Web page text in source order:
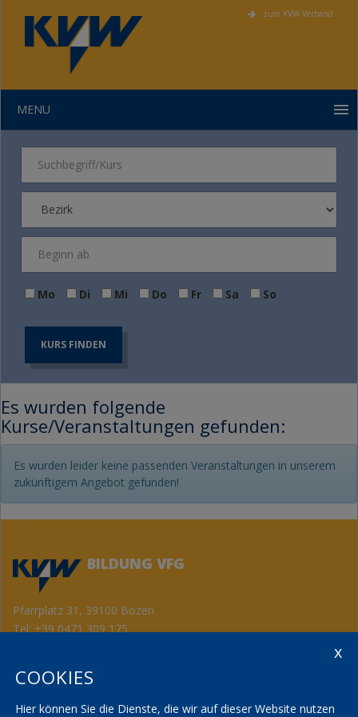
zum KVW Verband
MENU
Mo Di Mi Do Fr Sa So
KURS FINDEN
Es wurden folgende
Kurse/Veranstaltungen gefunden:
Es wurden leider keine passenden Veranstaltungen in unserem
zukünftigem Angebot gefunden!
BILDUNG VFG
Pfarrplatz 31, 39100 Bozen
Tel:+39 0471 309 175
Kontakt
AGBs
KVW Verband
COOKIES
Hier können Sie die Dienste, die wir auf dieser Website nutzen